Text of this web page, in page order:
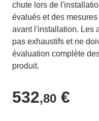
chute lors de
évalués et des
avant l'installation. Les
pas exhaustifs et ne
évaluation complète
produit.
532,80 €